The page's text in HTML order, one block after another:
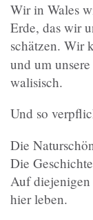
Wir in Wales
Erde, das wir
schätzen. Wir
und um
walisisch.
Und so
Die
Die
Auf diejenigen
hier leben.